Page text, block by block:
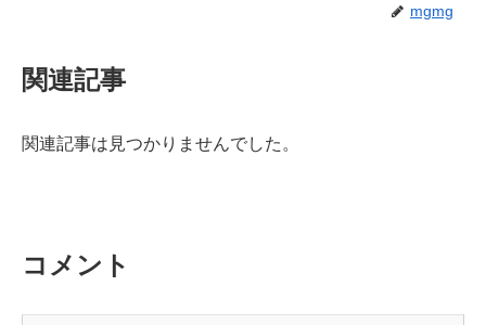
mgmg
関連記事
関連記事は見つかりませんでした。
コメント